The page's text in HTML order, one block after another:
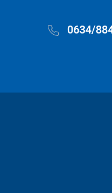
0634/